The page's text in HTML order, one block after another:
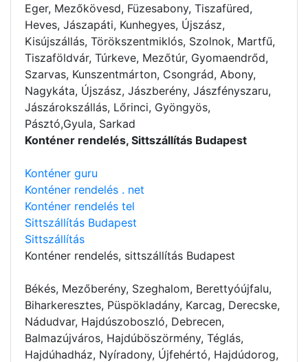
Eger, Mezőkövesd, Füzesabony, Tiszafüred,
Heves, Jászapáti, Kunhegyes, Újszász,
Kisújszállás, Törökszentmiklós, Szolnok, Martfű,
Tiszaföldvár, Túrkeve, Mezőtúr, Gyomaendrőd,
Szarvas, Kunszentmárton, Csongrád, Abony,
Nagykáta, Újszász, Jászberény, Jászfényszaru,
Jászárokszállás, Lőrinci, Gyöngyös,
Pásztó,Gyula, Sarkad
Konténer rendelés, Sittszállítás Budapest
Konténer guru
Konténer rendelés . net
Konténer rendelés tel
Sittszállítás Budapest
Sittszállítás
Konténer rendelés, sittszállítás Budapest
Békés, Mezőberény, Szeghalom, Berettyóújfalu,
Biharkeresztes, Püspökladány, Karcag, Derecske,
Nádudvar, Hajdúszoboszló, Debrecen,
Balmazújváros, Hajdúböszörmény, Téglás,
Hajdúhadház, Nyíradony, Újfehértó, Hajdúdorog,